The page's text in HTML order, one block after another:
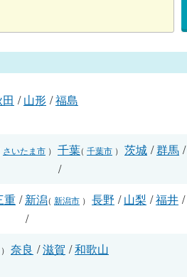
/山形 /福島
さいたま市 ） 千葉（ 千葉市 ）
/
茨城 /群馬 /
重 /新潟（ 新潟市 ）
/
長野 /山梨 /福井 /
） 奈良 /滋賀 /和歌山